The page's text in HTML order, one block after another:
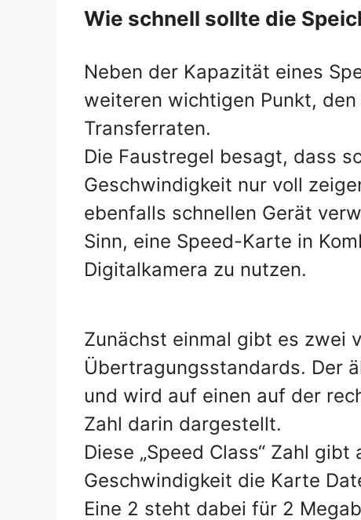
Wie schnell sollte die
Neben der Kapazität eines
weiteren wichtigen Punkt,
Transferraten.
Die Faustregel besagt, dass
Geschwindigkeit nur voll
ebenfalls schnellen Gerät
Sinn, eine Speed-Karte in
Digitalkamera zu nutzen.
Zunächst einmal gibt es zwei
Übertragungsstandards. Der
und wird auf einen auf der
Zahl darin dargestellt.
Diese „Speed Class“ Zahl
Geschwindigkeit die Karte
Eine 2 steht dabei für 2